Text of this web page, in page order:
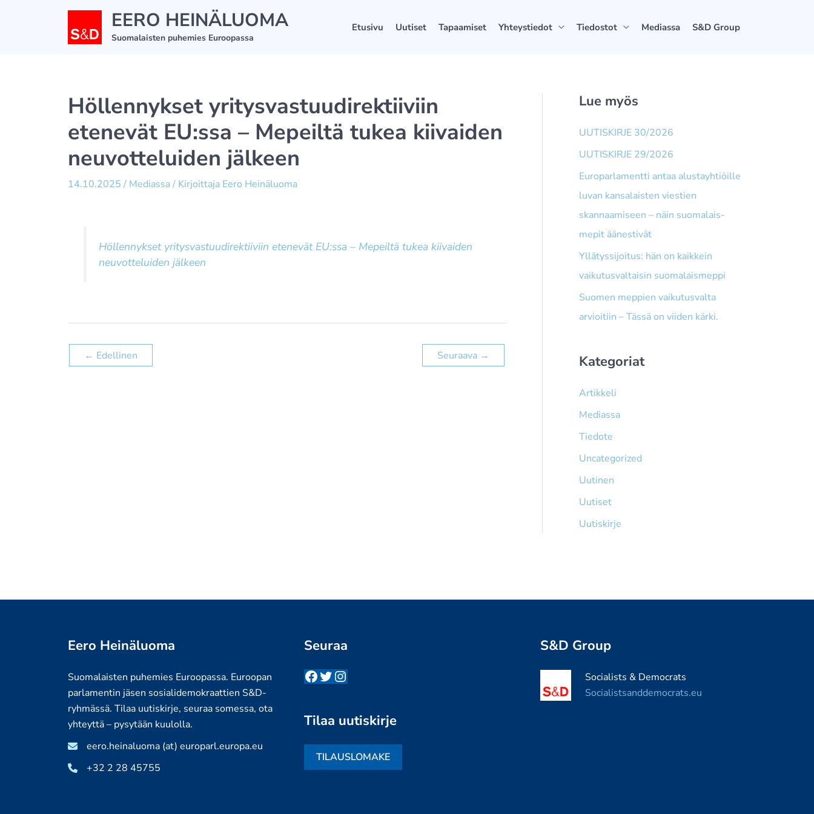
EERO HEINÄLUOMA
Suomalaisten puhemies Euroopassa
Etusivu Uutiset Tapaamiset Yhteystiedot Tiedostot Mediassa S&D Group
Höllennykset yritysvastuudirektiiviin
etenevät EU:ssa – Mepeiltä tukea kiivaiden
neuvotteluiden jälkeen
14.10.2025 / Mediassa/ Kirjoittaja Eero Heinäluoma
Höllennykset yritysvastuudirektiiviin etenevät EU:ssa – Mepeiltä tukea kiivaiden
neuvotteluiden jälkeen
← Edellinen Seuraava →
Lue myös
UUTISKIRJE 30/2026
UUTISKIRJE 29/2026
Europarlamentti antaa alusta­yhtiöille
luvan kansalaisten viestien
skannaamiseen – näin suomalais­
mepit äänestivät
Yllätyssijoitus: hän on kaikkein
vaikutusvaltaisin suomalaismeppi
Suomen meppien vaikutusvalta
arvioitiin – Tässä on viiden kärki.
Kategoriat
Artikkeli
Mediassa
Tiedote
Uncategorized
Uutinen
Uutiset
Uutiskirje
Eero Heinäluoma
Suomalaisten puhemies Euroopassa. Euroopan
parlamentin jäsen sosialidemokraattien S&D-
ryhmässä. Tilaa uutiskirje, seuraa somessa, ota
yhteyttä – pysytään kuulolla.
eero.heinaluoma (at) europarl.europa.eu
+32 2 28 45755
Seuraa
Facebook
Twitter
Instagram
Tilaa uutiskirje
TILAUSLOMAKE
S&D Group
Socialists & Democrats
Socialistsanddemocrats.eu